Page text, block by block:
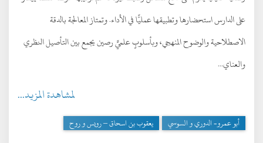
على الدارس استحضارها وتطبيقها عمليًّا في الأداء. وتمتاز المعالجة بالدقة
الاصطلاحية والوضوح المنهجي، وبأسلوبٍ علميٍّ رصين يجمع بين التأصيل النظري
والعناي...
لمشاهدة المزيد...
أبو عمرو- الدوري و السوسي يعقوب بن اسحاق – رويس و روح